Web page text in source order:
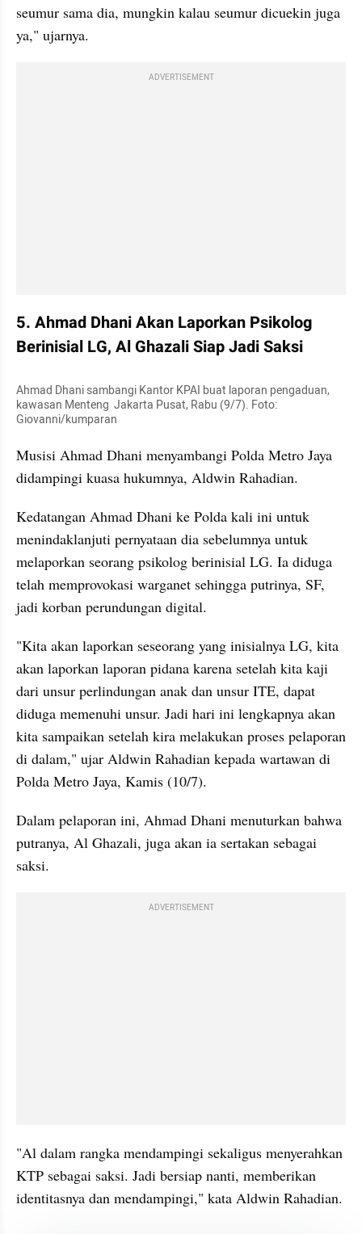
seumur sama dia, mungkin kalau seumur dicuekin juga
ya," ujarnya.
ADVERTISEMENT
5. Ahmad Dhani Akan Laporkan Psikolog
Berinisial LG, Al Ghazali Siap Jadi Saksi
Ahmad Dhani sambangi Kantor KPAI buat laporan pengaduan,
kawasan Menteng  Jakarta Pusat, Rabu (9/7). Foto:
Giovanni/kumparan
Musisi Ahmad Dhani menyambangi Polda Metro Jaya
didampingi kuasa hukumnya, Aldwin Rahadian.
Kedatangan Ahmad Dhani ke Polda kali ini untuk
menindaklanjuti pernyataan dia sebelumnya untuk
melaporkan seorang psikolog berinisial LG. Ia diduga
telah memprovokasi warganet sehingga putrinya, SF,
jadi korban perundungan digital.
"Kita akan laporkan seseorang yang inisialnya LG, kita
akan laporkan laporan pidana karena setelah kita kaji
dari unsur perlindungan anak dan unsur ITE, dapat
diduga memenuhi unsur. Jadi hari ini lengkapnya akan
kita sampaikan setelah kira melakukan proses pelaporan
di dalam," ujar Aldwin Rahadian kepada wartawan di
Polda Metro Jaya, Kamis (10/7).
Dalam pelaporan ini, Ahmad Dhani menuturkan bahwa
putranya, Al Ghazali, juga akan ia sertakan sebagai
saksi.
ADVERTISEMENT
"Al dalam rangka mendampingi sekaligus menyerahkan
KTP sebagai saksi. Jadi bersiap nanti, memberikan
identitasnya dan mendampingi," kata Aldwin Rahadian.